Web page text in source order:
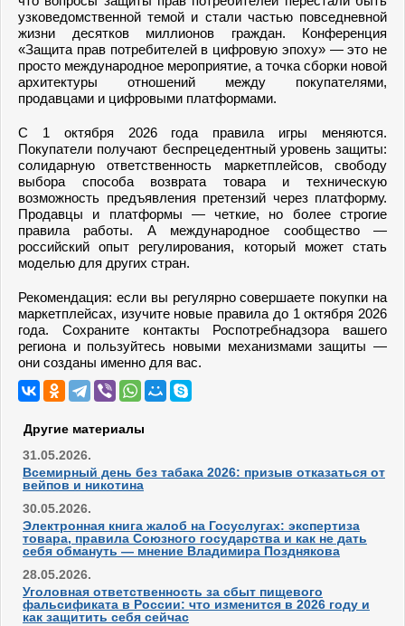
узковедомственной темой и стали частью повседневной
жизни десятков миллионов граждан. Конференция
«Защита прав потребителей в цифровую эпоху» — это не
просто международное мероприятие, а точка сборки новой
архитектуры отношений между покупателями,
продавцами и цифровыми платформами.
С 1 октября 2026 года правила игры меняются.
Покупатели получают беспрецедентный уровень защиты:
солидарную ответственность маркетплейсов, свободу
выбора способа возврата товара и техническую
возможность предъявления претензий через платформу.
Продавцы и платформы — четкие, но более строгие
правила работы. А международное сообщество —
российский опыт регулирования, который может стать
моделью для других стран.
Рекомендация: если вы регулярно совершаете покупки на
маркетплейсах, изучите новые правила до 1 октября 2026
года. Сохраните контакты Роспотребнадзора вашего
региона и пользуйтесь новыми механизмами защиты —
они созданы именно для вас.
Другие материалы
31.05.2026.
Всемирный день без табака 2026: призыв отказаться от
вейпов и никотина
30.05.2026.
Электронная книга жалоб на Госуслугах: экспертиза
товара, правила Союзного государства и как не дать
себя обмануть — мнение Владимира Позднякова
28.05.2026.
Уголовная ответственность за сбыт пищевого
фальсификата в России: что изменится в 2026 году и
как защитить себя сейчас